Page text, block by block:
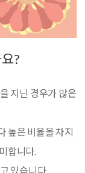
?
지닌 경우가 많은
높은 비율을 차지
합니다.
있습니다.